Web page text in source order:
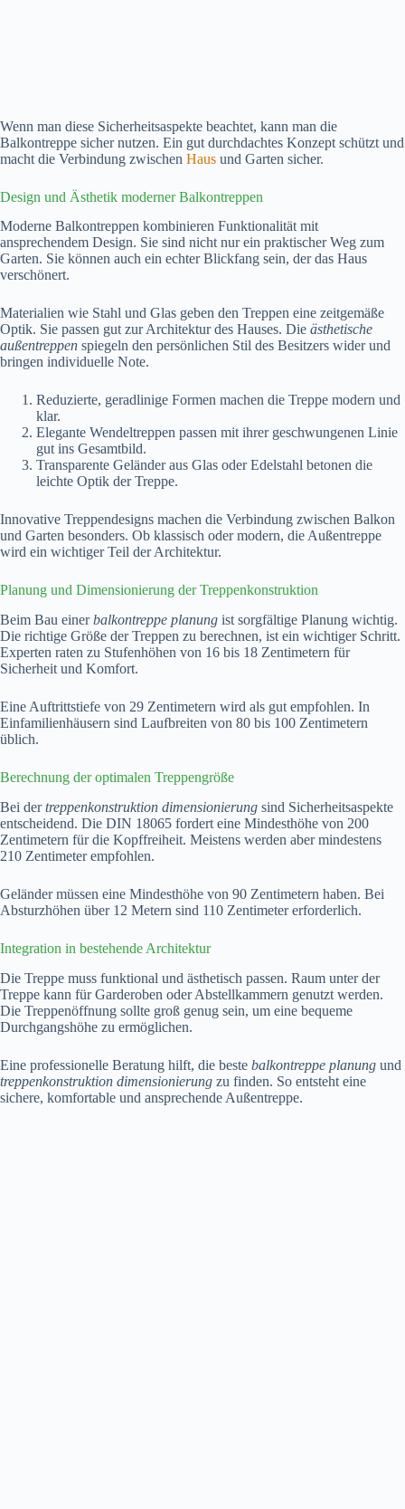
Wenn man diese Sicherheitsaspekte beachtet, kann man die
Balkontreppe sicher nutzen. Ein gut durchdachtes Konzept schützt und
macht die Verbindung zwischen Haus und Garten sicher.
Design und Ästhetik moderner Balkontreppen
Moderne Balkontreppen kombinieren Funktionalität mit
ansprechendem Design. Sie sind nicht nur ein praktischer Weg zum
Garten. Sie können auch ein echter Blickfang sein, der das Haus
verschönert.
Materialien wie Stahl und Glas geben den Treppen eine zeitgemäße
Optik. Sie passen gut zur Architektur des Hauses. Die ästhetische
außentreppen spiegeln den persönlichen Stil des Besitzers wider und
bringen individuelle Note.
Reduzierte, geradlinige Formen machen die Treppe modern und
klar.
Elegante Wendeltreppen passen mit ihrer geschwungenen Linie
gut ins Gesamtbild.
Transparente Geländer aus Glas oder Edelstahl betonen die
leichte Optik der Treppe.
Innovative Treppendesigns machen die Verbindung zwischen Balkon
und Garten besonders. Ob klassisch oder modern, die Außentreppe
wird ein wichtiger Teil der Architektur.
Planung und Dimensionierung der Treppenkonstruktion
Beim Bau einerbalkontreppe planung ist sorgfältige Planung wichtig.
Die richtige Größe der Treppen zu berechnen, ist ein wichtiger Schritt.
Experten raten zu Stufenhöhen von 16 bis 18 Zentimetern für
Sicherheit und Komfort.
Eine Auftrittstiefe von 29 Zentimetern wird als gut empfohlen. In
Einfamilienhäusern sind Laufbreiten von 80 bis 100 Zentimetern
üblich.
Berechnung der optimalen Treppengröße
Bei dertreppenkonstruktion dimensionierung sind Sicherheitsaspekte
entscheidend. Die DIN 18065 fordert eine Mindesthöhe von 200
Zentimetern für die Kopffreiheit. Meistens werden aber mindestens
210 Zentimeter empfohlen.
Geländer müssen eine Mindesthöhe von 90 Zentimetern haben. Bei
Absturzhöhen über 12 Metern sind 110 Zentimeter erforderlich.
Integration in bestehende Architektur
Die Treppe muss funktional und ästhetisch passen. Raum unter der
Treppe kann für Garderoben oder Abstellkammern genutzt werden.
Die Treppenöffnung sollte groß genug sein, um eine bequeme
Durchgangshöhe zu ermöglichen.
Eine professionelle Beratung hilft, die beste balkontreppe planung und
treppenkonstruktion dimensionierung zu finden. So entsteht eine
sichere, komfortable und ansprechende Außentreppe.